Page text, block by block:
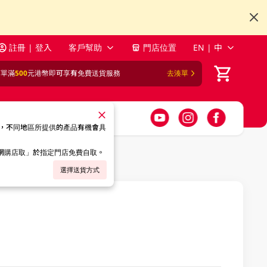
註冊 | 登入 客戶幫助 門店位置 EN | 中
滿500元港幣即可享有免費送貨服務 去湊單
不同地區所提供的產品有機會具
購店取」於指定門店免費自取。
選擇送貨方式